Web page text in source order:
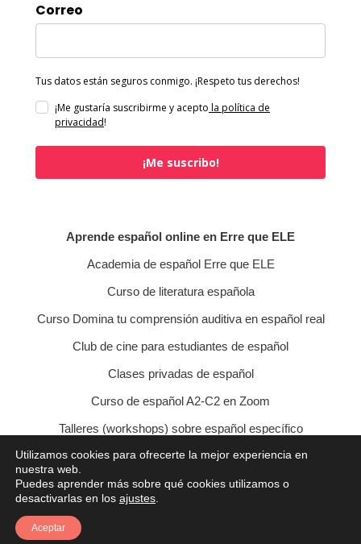
Correo
Tus datos están seguros conmigo. ¡Respeto tus derechos!
¡Me gustaría suscribirme y acepto la política de
privacidad!
¡Me suscribo!
Aprende español online en Erre que ELE
Academia de español Erre que ELE
Curso de literatura española
Curso Domina tu comprensión auditiva en español real
Club de cine para estudiantes de español
Clases privadas de español
Curso de español A2-C2 en Zoom
Talleres (workshops) sobre español específico
Curso de conversación veraniego
Política de privacidad
Política de cookies
Condiciones de contratación
Utilizamos cookies para ofrecerte la mejor experiencia en
nuestra web.
Puedes aprender más sobre qué cookies utilizamos o
desactivarlas en los ajustes
Aceptar